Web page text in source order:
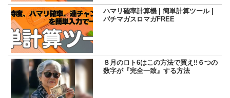
ハマリ確率計算機 | 簡単計算ツール |
パチマガスロマガFREE
８月のロト6はこの方法で買え!!６つの
数字が『完全一致』する方法